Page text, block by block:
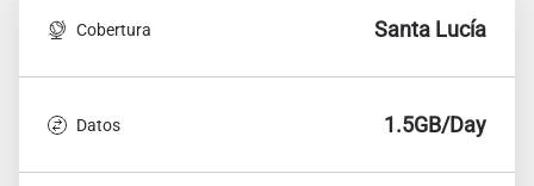
Cobertura Santa Lucía
Datos 1.5GB/Day